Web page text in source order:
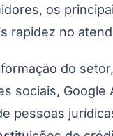
os
rapidez no
do
sociais,
pessoas